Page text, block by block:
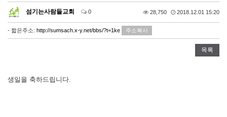
섬기는사람들교회 0 28,750 2018.12.01 15:20
- 짧은주소: http://sumsach.x-y.net/bbs/?t=1ke 주소복사
목록
생일을 축하드립니다.